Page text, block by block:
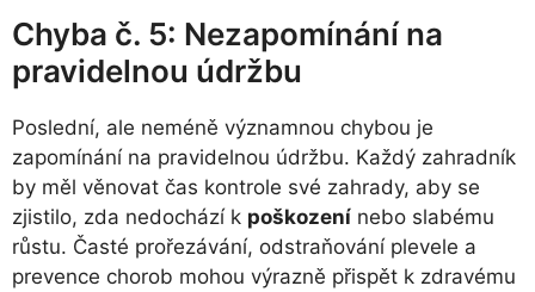
Chyba č. 5: Nezapomínání na
pravidelnou údržbu
Poslední, ale neméně významnou chybou je
zapomínání na pravidelnou údržbu. Každý zahradník
by měl věnovat čas kontrole své zahrady, aby se
zjistilo, zda nedochází k poškození nebo slabému
růstu. Časté prořezávání, odstraňování plevele a
prevence chorob mohou výrazně přispět k zdravému